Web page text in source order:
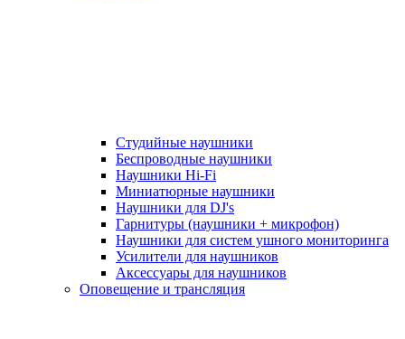
Студийные наушники
Беспроводные наушники
Наушники Hi-Fi
Миниатюрные наушники
Наушники для DJ's
Гарнитуры (наушники + микрофон)
Наушники для систем ушного мониторинга
Усилители для наушников
Аксессуары для наушников
Оповещение и трансляция